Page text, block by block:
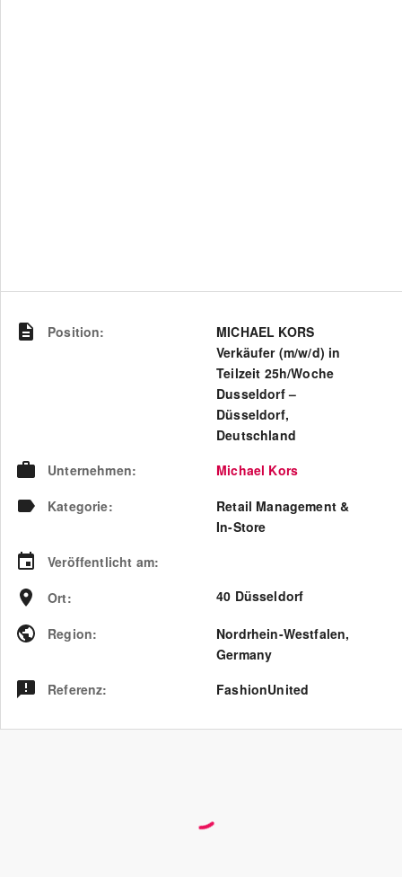
Position:
MICHAEL KORS
Verkäufer (m/w/d) in
Teilzeit 25h/Woche
Dusseldorf –
Düsseldorf,
Deutschland
Unternehmen:
Michael Kors
Kategorie:
Retail Management &
In-Store
Veröffentlicht am:
Ort: 40 Düsseldorf
Region: Nordrhein-Westfalen,
Germany
Referenz: FashionUnited